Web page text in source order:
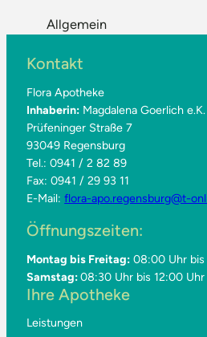
Allgemein
Kontakt
Flora Apotheke
Inhaberin: Magdalena Goerlich e.K.
Prüfeninger Straße 7
93049 Regensburg
Tel.: 0941 / 2 82 89
Fax: 0941 / 29 93 11
E-Mail:flora-apo.regensburg@t-
Öffnungszeiten:
Montag bis Freitag: 08:00 Uhr bis
Samstag:08:30 Uhr bis 12:00 Uhr
Ihre Apotheke
Leistungen